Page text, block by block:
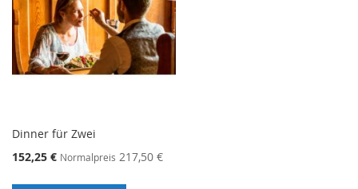
Dinner für Zwei
152,25 € Normalpreis 217,50 €